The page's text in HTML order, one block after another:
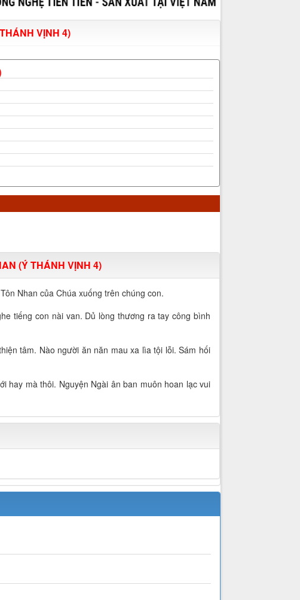
VỊNH 4)
(Ý THÁNH VỊNH 4)
Nhan của Chúa xuống trên chúng con.
tiếng con nài van. Dủ lòng thương ra tay công bình
tâm. Nào người ăn năn mau xa lìa tội lỗi. Sám hối
hay mà thôi. Nguyện Ngài ân ban muôn hoan lạc vui